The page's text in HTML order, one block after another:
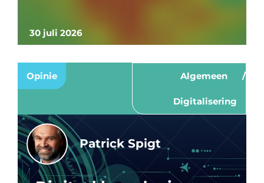
30 juli 2026
Opinie Algemeen
Digitalisering
Patrick Spigt